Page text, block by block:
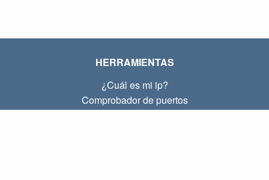
HERRAMIENTAS
¿Cuál es mi ip?
Comprobador de puertos